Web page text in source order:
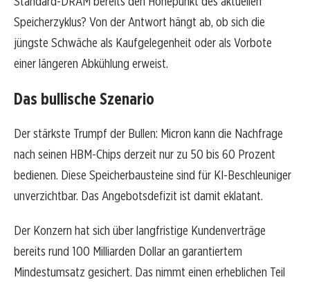
Speicherzyklus? Von der Antwort hängt ab, ob sich die
jüngste Schwäche als Kaufgelegenheit oder als Vorbote
einer längeren Abkühlung erweist.
Das bullische Szenario
Der stärkste Trumpf der Bullen: Micron kann die Nachfrage
nach seinen HBM-Chips derzeit nur zu 50 bis 60 Prozent
bedienen. Diese Speicherbausteine sind für KI-Beschleuniger
unverzichtbar. Das Angebotsdefizit ist damit eklatant.
Der Konzern hat sich über langfristige Kundenverträge
bereits rund 100 Milliarden Dollar an garantiertem
Mindestumsatz gesichert. Das nimmt einen erheblichen Teil